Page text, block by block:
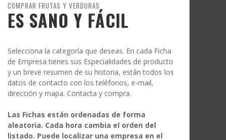
COMPRAR FRUTAS Y VERDURAS
ES SANO Y FÁCIL
Selecciona la categoría que deseas. En cada Ficha
de Empresa tienes sus Especialidades de producto
y un breve resumen de su historia, están todos los
datos de contacto con los teléfonos, e-mail,
dirección y mapa. Contacta y compra.
Las Fichas están ordenadas de forma
aleatoria. Cada hora cambia el orden del
listado. Puede localizar una empresa en el